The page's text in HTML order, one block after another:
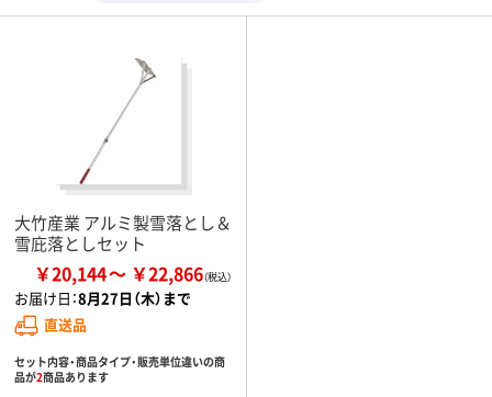
大竹産業 アルミ製雪落とし＆
雪庇落としセット
￥20,144 ￥22,866
お届け日：8月27日（木）まで
直送品
セット内容・商品タイプ・販売単位違いの商
品が2商品あります